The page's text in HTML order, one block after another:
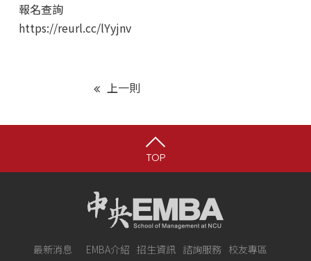
報名查詢
https://reurl.cc/lYyjnv
上一則
TOP
最新消息 EMBA介紹 招生資訊 諮詢服務 校友專區